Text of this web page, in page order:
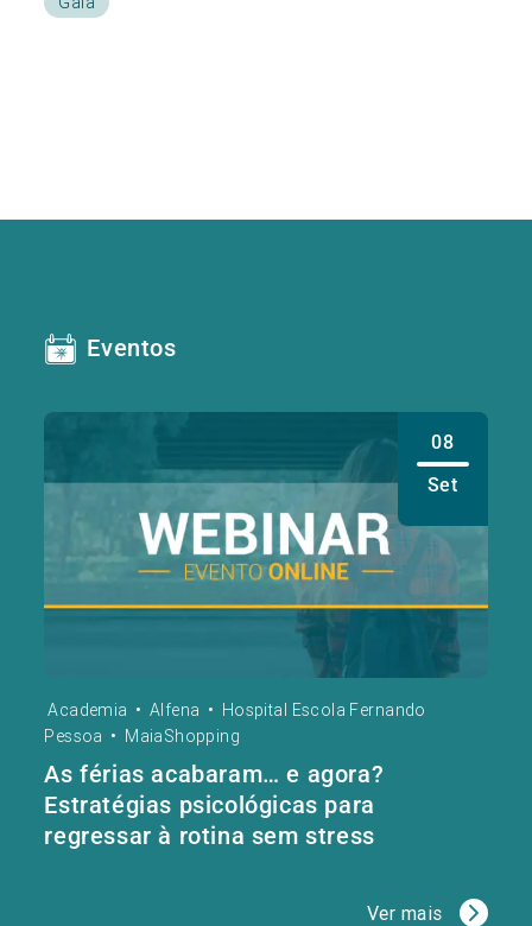
Eventos
08
Set
Academia • Alfena • Hospital Escola Fernando
Pessoa • MaiaShopping
As férias acabaram… e agora?
Estratégias psicológicas para
regressar à rotina sem stress
Ver mais